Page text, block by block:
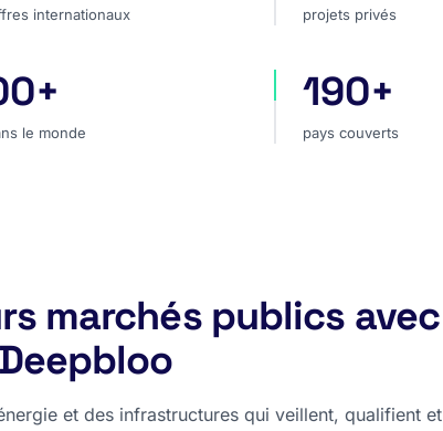
internationaux projets privés
le monde
le monde
pays couverts
190+
pays couverts
marchés publics avec
Deepbloo
et des infrastructures qui veillent, qualifient et